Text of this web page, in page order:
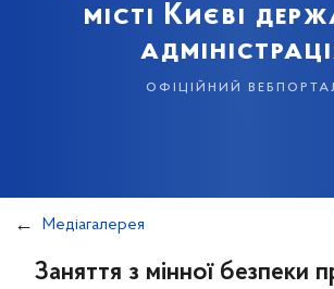
місті Києві
офіційний
Медіагалерея
Заняття з мінної безпеки